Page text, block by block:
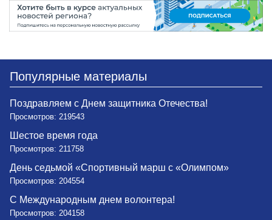
Популярные материалы
Поздравляем с Днем защитника Отечества!
Просмотров: 219543
Шестое время года
Просмотров: 211758
День седьмой «Спортивный марш с «Олимпом»
Просмотров: 204554
С Международным днем волонтера!
Просмотров: 204158